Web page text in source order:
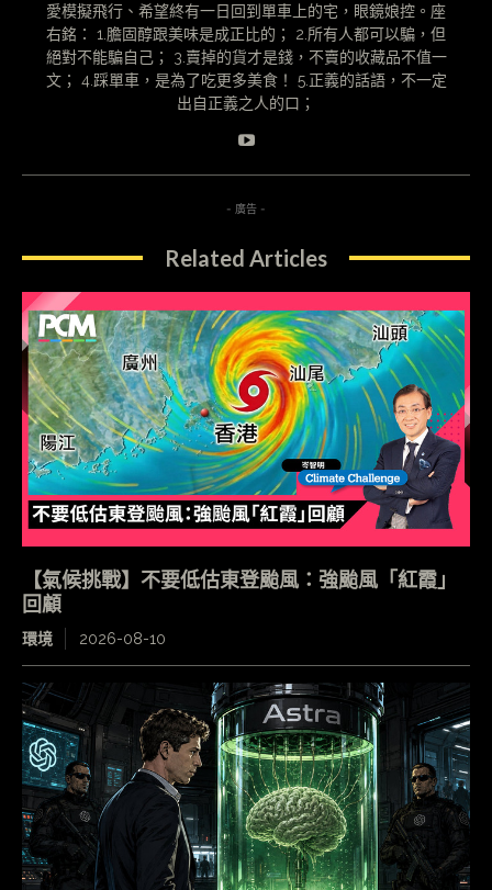
愛模擬飛行、希望終有一日回到單車上的宅，眼鏡娘控。座
右銘： 1.膽固醇跟美味是成正比的； 2.所有人都可以騙，但
絕對不能騙自己； 3.賣掉的貨才是錢，不賣的收藏品不值一
文； 4.踩單車，是為了吃更多美食！ 5.正義的話語，不一定
出自正義之人的口；
- 廣告 -
Related Articles
【氣候挑戰】不要低估東登颱風：強颱風「紅霞」
回顧
環境 2026-08-10